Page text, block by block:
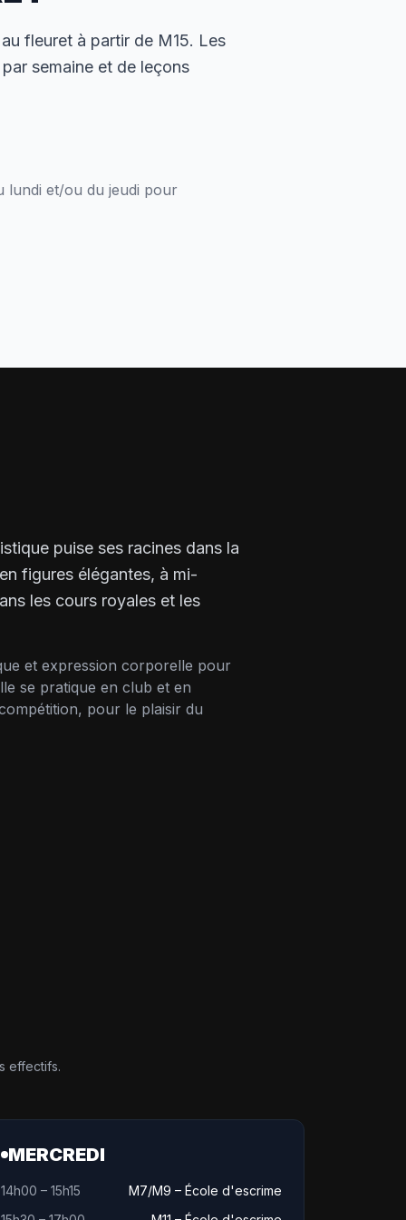
fleuret à partir de M15. Les
semaine et de leçons
lundi et/ou du jeudi pour
puise ses racines dans la
figures élégantes, à mi-
les cours royales et les
et expression corporelle pour
se pratique en club et en
pour le plaisir du
effectifs.
MERCREDI
14h00 – 15h15
M7/M9 – École d'escrime